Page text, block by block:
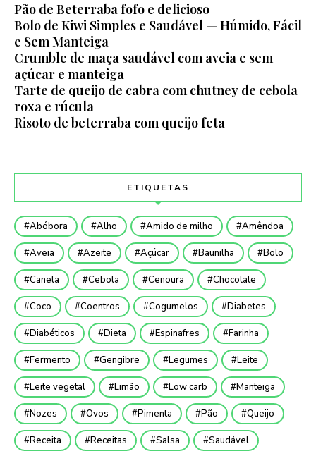
Pão de Beterraba fofo e delicioso
Bolo de Kiwi Simples e Saudável — Húmido, Fácil
e Sem Manteiga
Crumble de maça saudável com aveia e sem
açúcar e manteiga
Tarte de queijo de cabra com chutney de cebola
roxa e rúcula
Risoto de beterraba com queijo feta
ETIQUETAS
Abóbora Alho Amido de milho Amêndoa
Aveia Azeite Açúcar Baunilha Bolo
Canela Cebola Cenoura Chocolate
Coco Coentros Cogumelos Diabetes
Diabéticos Dieta Espinafres Farinha
Fermento Gengibre Legumes Leite
Leite vegetal Limão Low carb Manteiga
Nozes Ovos Pimenta Pão Queijo
Receita Receitas Salsa Saudável